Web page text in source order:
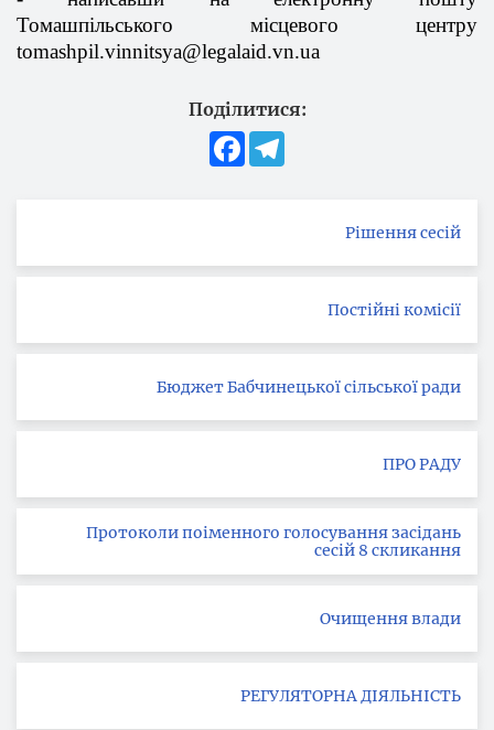
Томашпільського місцевого центру
tomashpil.vinnitsya@legalaid.vn.ua
Поділитися:
Facebook
Рішення сесій
Постійні комісії
Бюджет Бабчинецької сільської ради
ПРО РАДУ
Протоколи поіменного голосування засідань
сесій 8 скликання
Очищення влади
РЕГУЛЯТОРНА ДІЯЛЬНІСТЬ